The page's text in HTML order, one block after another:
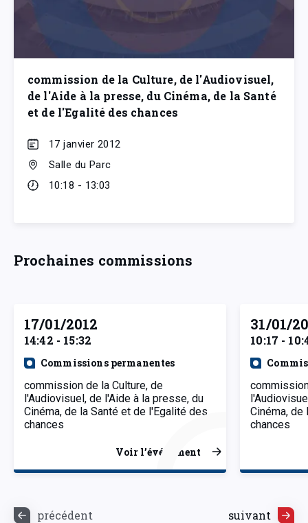
commission de la Culture, de l'Audiovisuel,
de l'Aide à la presse, du Cinéma, de la Santé
et de l'Egalité des chances
17 janvier 2012
Salle du Parc
10:18 - 13:03
Prochaines commissions
17/01/2012
14:42 - 15:32
Commissions permanentes
commission de la Culture, de
l'Audiovisuel, de l'Aide à la presse, du
Cinéma, de la Santé et de l'Egalité des
chances
Voir l’événement
31/01/
10:17 -
Cinéma,
chances
précédent suivant